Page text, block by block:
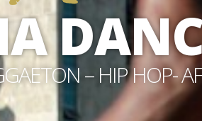
– HIP HOP-